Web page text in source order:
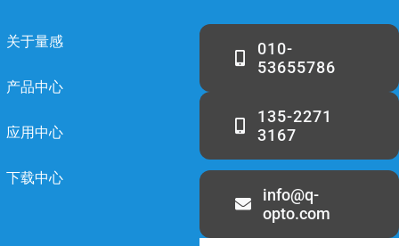
关于量感
产品中心
应用中心
下载中心
010-
53655786
135-2271
3167
info@q-
opto.com